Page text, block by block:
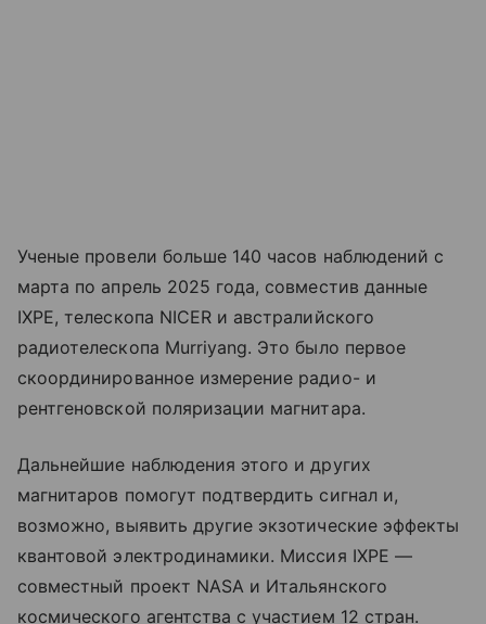
Ученые провели больше 140 часов наблюдений с
марта по апрель 2025 года, совместив данные
IXPE, телескопа NICER и австралийского
радиотелескопа Murriyang. Это было первое
скоординированное измерение радио- и
рентгеновской поляризации магнитара.
Дальнейшие наблюдения этого и других
магнитаров помогут подтвердить сигнал и,
возможно, выявить другие экзотические эффекты
квантовой электродинамики. Миссия IXPE —
совместный проект NASA и Итальянского
космического агентства с участием 12 стран.